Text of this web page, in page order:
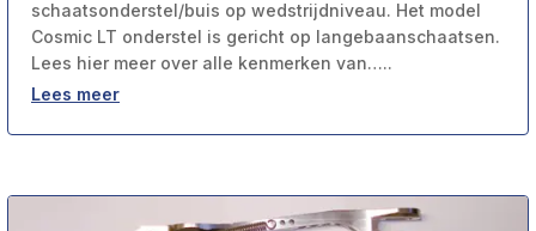
schaatsonderstel/buis op wedstrijdniveau. Het model
Cosmic LT onderstel is gericht op langebaanschaatsen.
Lees hier meer over alle kenmerken van…..
Lees meer